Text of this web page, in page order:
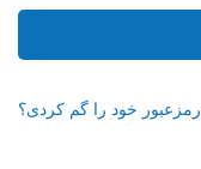
رمزعبور خود را گم کردی؟